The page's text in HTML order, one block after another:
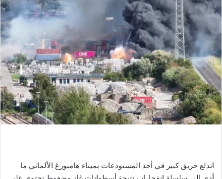
اندلع حريق كبير في أحد المستودعات بميناء هامبورغ الألماني ما